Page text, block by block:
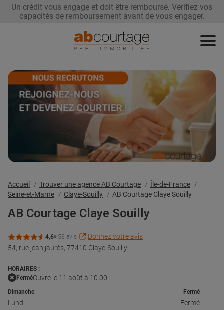
Un crédit vous engage et doit être remboursé. Vérifiez vos
capacités de remboursement avant de vous engager.
Demandez
votre prêt
Renégociez
votre taux
Trouvez
une agence
franchisé
Accueil Trouver une agence AB Courtage
Île-de-France
Seine-et-Marne
Claye-Souilly AB Courtage Claye Souilly
AB Courtage Claye Souilly
4,6 53 avis
Donnez votre avis
54, rue jean jaurès, 77410 Claye-Souilly
HORAIRES :
FerméOuvre le 11 août à 10:00
Dimanche Fermé
Lundi
Fermé